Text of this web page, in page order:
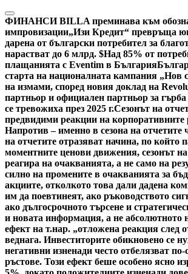
Skip
to
content
ФИНАНСИ BILLA преминава към
импровизации„Изи Кредит“ превръща
дарена от български потребител за
нарастват до 6 млрд. $Над 85% от
плащанията с Eventim в България
старта на националната кампания „Нов
на измами, според новия доклад на
партньор и официален партньор за
се тревожиха през 2025 г.Сезонът на
предвидими реакции на корпоративните
Напротив – именно в сезона на отчетите
на отчетите отразяват начина, по който
моментните ценови движения, сезонът
реагира на очакванията, а не само на
силно на промените в очакванията за
акциите, отколкото това дали дадена
им да поевтинеят, ако ръководството
ако дългосрочното търсене и
и новата информация, а не абсолютното
ефект на т.нар. „отложена реакция след
веднага. Инвеститорите обикновено се
негативни изненади често отбелязват
ръстове. Този ефект беше особено ясно